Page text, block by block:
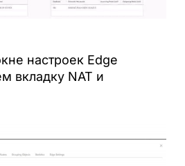
настроек Edge
вкладку NAT и